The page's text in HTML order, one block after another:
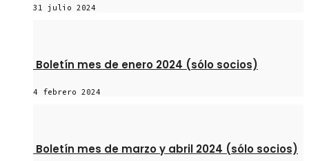
31 julio 2024
Boletín mes de enero 2024 (sólo socios)
4 febrero 2024
Boletín mes de marzo y abril 2024 (sólo socios)